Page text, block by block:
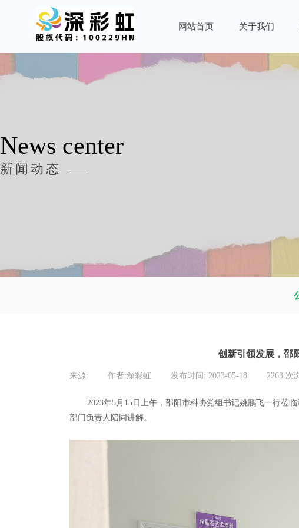
网站首页 关于我们
News center
新闻动态
创新引领发展，邵
来源: 作者:深彩虹 发布时间: 2023-05-18 2263 次
2023年5月15日上午，邵阳市科协党组书记姚鹏飞一行莅
部门负责人陪同讲解。